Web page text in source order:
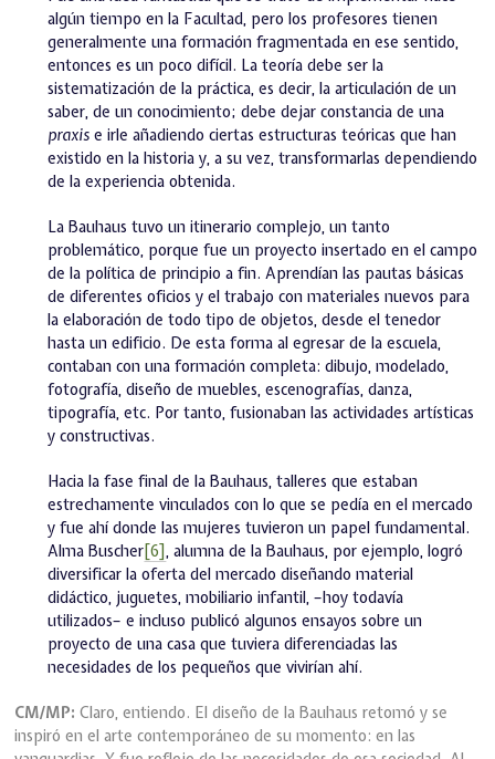
algún tiempo en la Facultad, pero los profesores tienen
generalmente una formación fragmentada en ese sentido,
entonces es un poco difícil. La teoría debe ser la
sistematización de la práctica, es decir, la articulación de un
saber, de un conocimiento; debe dejar constancia de una
praxis e irle añadiendo ciertas estructuras teóricas que han
existido en la historia y, a su vez, transformarlas dependiendo
de la experiencia obtenida.
La Bauhaus tuvo un itinerario complejo, un tanto
problemático, porque fue un proyecto insertado en el campo
de la política de principio a fin. Aprendían las pautas básicas
de diferentes oficios y el trabajo con materiales nuevos para
la elaboración de todo tipo de objetos, desde el tenedor
hasta un edificio. De esta forma al egresar de la escuela,
contaban con una formación completa: dibujo, modelado,
fotografía, diseño de muebles, escenografías, danza,
tipografía, etc. Por tanto, fusionaban las actividades artísticas
y constructivas.
Hacia la fase final de la Bauhaus, talleres que estaban
estrechamente vinculados con lo que se pedía en el mercado
y fue ahí donde las mujeres tuvieron un papel fundamental.
Alma Buscher[6], alumna de la Bauhaus, por ejemplo, logró
diversificar la oferta del mercado diseñando material
didáctico, juguetes, mobiliario infantil, –hoy todavía
utilizados– e incluso publicó algunos ensayos sobre un
proyecto de una casa que tuviera diferenciadas las
necesidades de los pequeños que vivirían ahí.
CM/MP: Claro, entiendo. El diseño de la Bauhaus retomó y se
inspiró en el arte contemporáneo de su momento: en las